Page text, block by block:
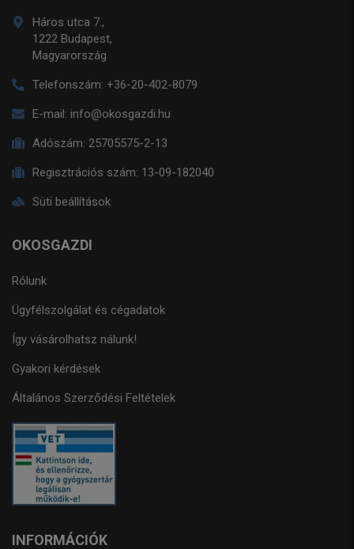
Háros utca 7.,
1222 Budapest,
Magyarország
Telefonszám: +36-20-402-8079
E-mail: info@okosgazdi.hu
Adószám: 25705575-2-13
Regisztrációs szám: 13-09-182040
Süti beállítások
OKOSGAZDI
Rólunk
Ügyfélszolgálat és cégadatok
Így vásárolhatsz nálunk!
Gyakori kérdések
Általános Szerződési Feltételek
INFORMÁCIÓK